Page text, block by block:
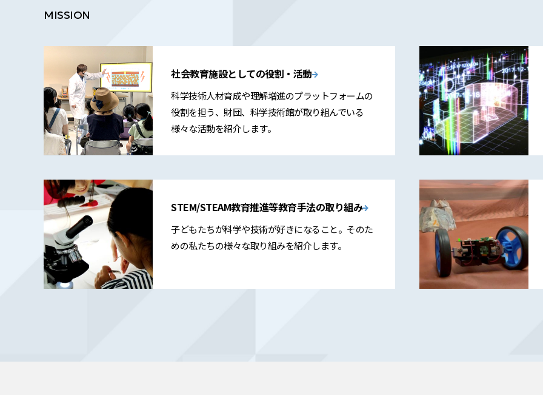
MISSION
社会教育施設としての役割・活動
科学技術人材育成や理解増進のプラットフォームの
役割を担う、財団、科学技術館が取り組んでいる
様々な活動を紹介します。
STEM/STEAM教育推進等教育手法の取り組み
子どもたちが科学や技術が好きになること。そのた
めの私たちの様々な取り組みを紹介します。